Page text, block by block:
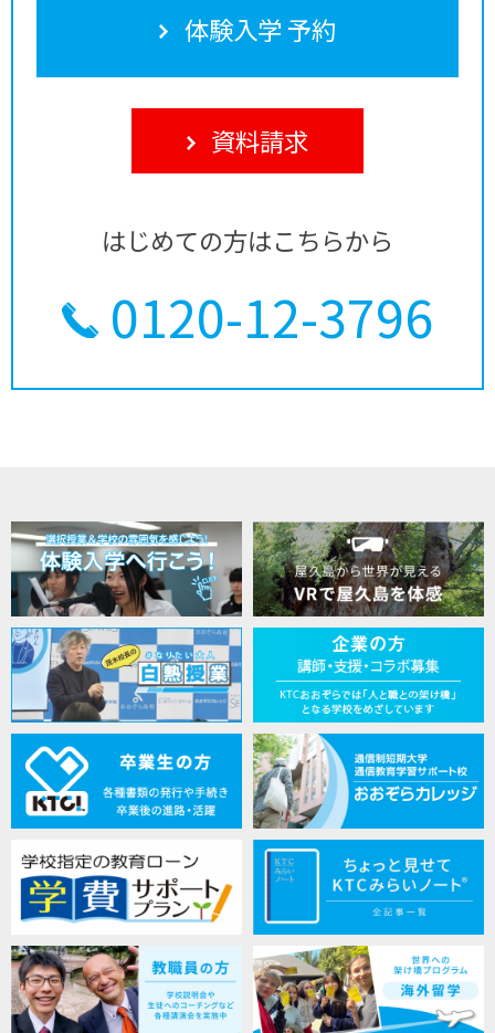
体験入学 予約
資料請求
はじめての方はこちらから
0120-12-3796